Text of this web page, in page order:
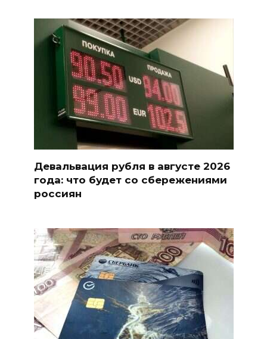
Девальвация рубля в августе 2026
года: что будет со сбережениями
россиян